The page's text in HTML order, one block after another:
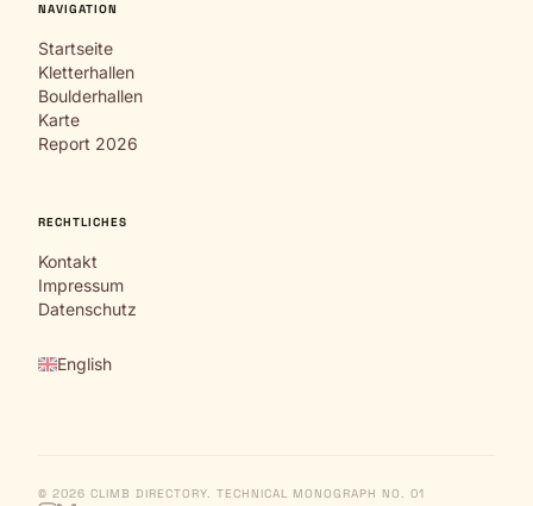
NAVIGATION
Startseite
Kletterhallen
Boulderhallen
Karte
Report 2026
RECHTLICHES
Kontakt
Impressum
Datenschutz
English
© 2026 CLIMB DIRECTORY. TECHNICAL MONOGRAPH NO. 01